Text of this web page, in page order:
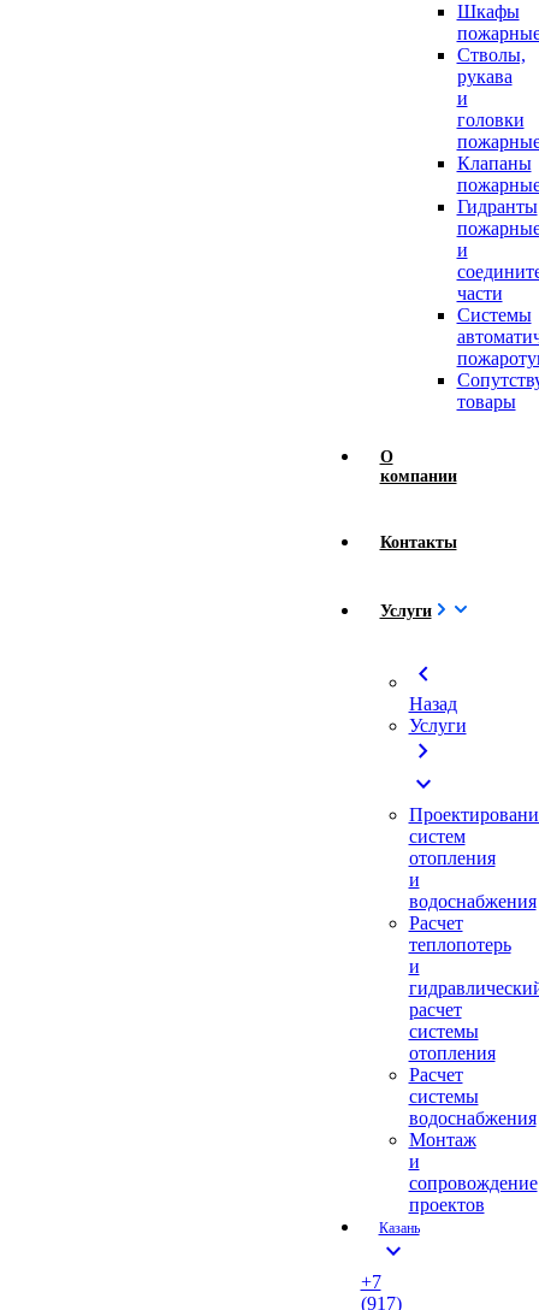
Шкафы
Стволы,
рукава
и
головки
Клапаны
Гидранты
и
части
Системы
товары
О
компании
Контакты
Услуги
chevron_left
Назад
Услуги
chevron_right
expand_more
систем
отопления
и
водоснабжения
Расчет
теплопотерь
и
расчет
системы
отопления
Расчет
системы
водоснабжения
Монтаж
и
сопровождение
проектов
Казань
expand_more
+7
(917)